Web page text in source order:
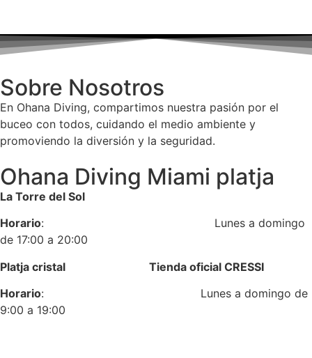
Sobre Nosotros
En Ohana Diving, compartimos nuestra pasión por el
buceo con todos, cuidando el medio ambiente y
promoviendo la diversión y la seguridad.
Ohana Diving Miami platja
La Torre del Sol
Horario: Lunes a domingo
de 17:00 a 20:00
Platja cristal Tienda oficial CRESSI
Horario: Lunes a domingo de
9:00 a 19:00